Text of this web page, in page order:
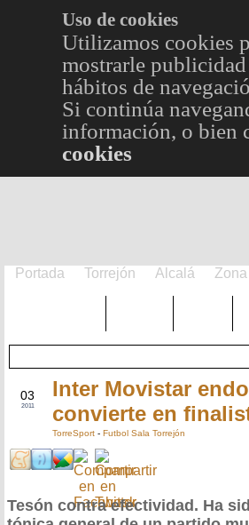
Uso de cookies
Utilizamos cookies
mostrarle publicidad
hábitos de
Si continúa
información, o bien
cookies
Portada Torrejón Alcalá
03
2011
Inter Movistar
convierte en
TorreSport - Futbol Sala Torrejón
Tesón contra efectividad. Ha